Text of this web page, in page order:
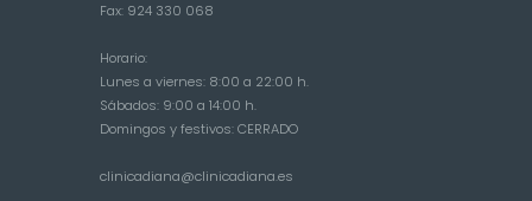
Fax: 924 330 068
Horario:
Lunes a viernes: 8:00 a 22:00 h.
Sábados: 9:00 a 14:00 h.
Domingos y festivos: CERRADO
clinicadiana@clinicadiana.es